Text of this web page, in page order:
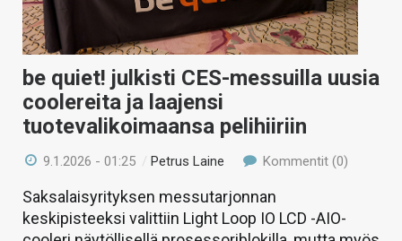
be quiet! julkisti CES-messuilla uusia
coolereita ja laajensi
tuotevalikoimaansa pelihiiriin
9.1.2026 - 01:25 / Petrus Laine Kommentit (0)
Saksalaisyrityksen messutarjonnan
keskipisteeksi valittiin Light Loop IO LCD -AIO-